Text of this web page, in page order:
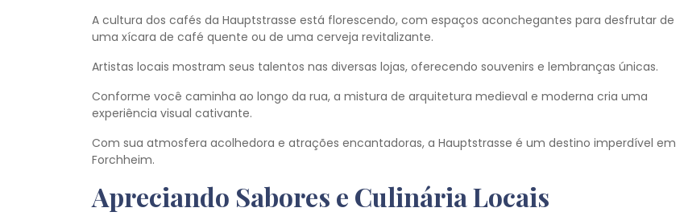
A cultura dos cafés da Hauptstrasse está florescendo, com espaços aconchegantes para desfrutar de
uma xícara de café quente ou de uma cerveja revitalizante.
Artistas locais mostram seus talentos nas diversas lojas, oferecendo souvenirs e lembranças únicas.
Conforme você caminha ao longo da rua, a mistura de arquitetura medieval e moderna cria uma
experiência visual cativante.
Com sua atmosfera acolhedora e atrações encantadoras, a Hauptstrasse é um destino imperdível em
Forchheim.
Apreciando Sabores e Culinária Locais